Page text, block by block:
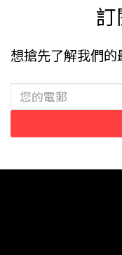
想搶先了解我們的